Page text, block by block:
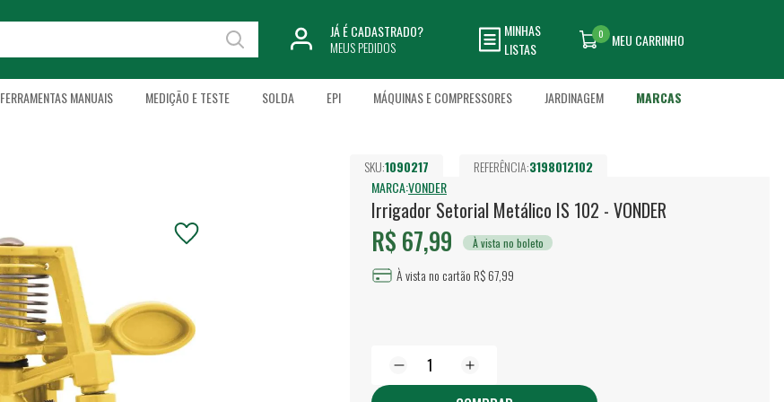
JÁ É CADASTRADO?
MEUS PEDIDOS
MINHAS
LISTAS
MEU CARRINHO
0
FERRAMENTAS MANUAIS MEDIÇÃO E TESTE SOLDA EPI MÁQUINAS E COMPRESSORES JARDINAGEM MARCAS
SKU:1090217 REFERÊNCIA:3198012102
MARCA:VONDER
Irrigador Setorial Metálico IS 102 - VONDER
R$ 67,99 À vista no boleto
À vista no cartão R$ 67,99